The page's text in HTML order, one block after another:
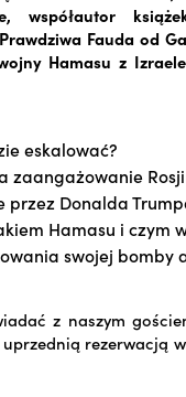
współautor
Fauda od
Hamasu z
eskalować?
zaangażowanie
Donalda
Hamasu i czym
swojej bomby
z naszym
rezerwacją